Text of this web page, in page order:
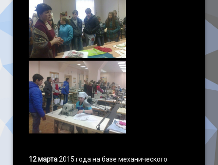
12 марта2015 года на базе механического